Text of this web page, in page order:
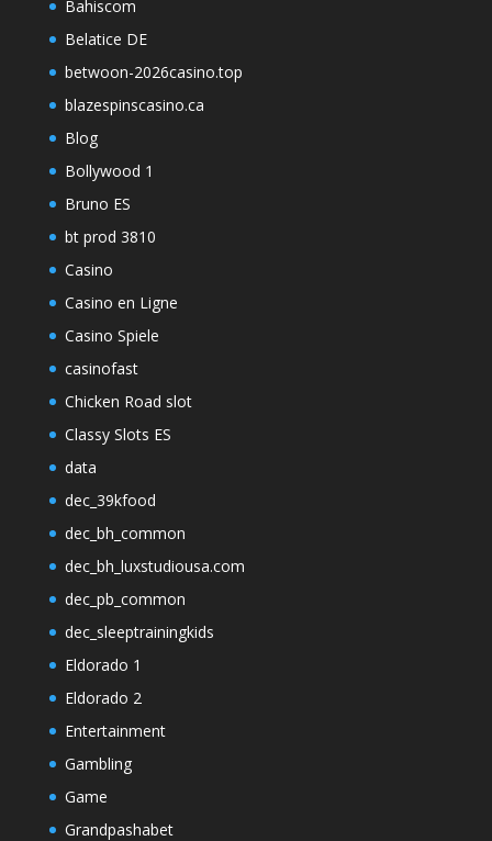
Bahiscom
Belatice DE
betwoon-2026casino.top
blazespinscasino.ca
Blog
Bollywood 1
Bruno ES
bt prod 3810
Casino
Casino en Ligne
Casino Spiele
casinofast
Chicken Road slot
Classy Slots ES
data
dec_39kfood
dec_bh_common
dec_bh_luxstudiousa.com
dec_pb_common
dec_sleeptrainingkids
Eldorado 1
Eldorado 2
Entertainment
Gambling
Game
Grandpashabet